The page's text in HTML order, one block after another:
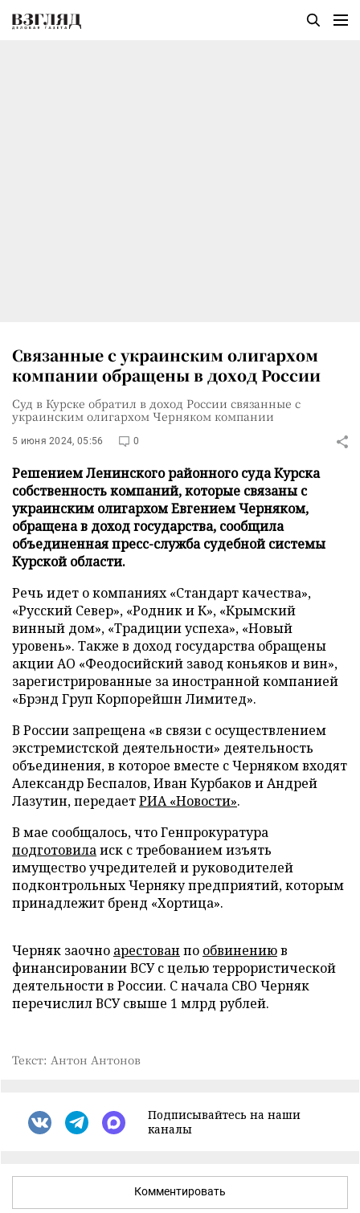
Связанные с украинским олигархом
компании обращены в доход России
Суд в Курске обратил в доход России связанные с
украинским олигархом Черняком компании
5 июня 2024, 05:56 0
Решением Ленинского районного суда Курска
собственность компаний, которые связаны с
украинским олигархом Евгением Черняком,
обращена в доход государства, сообщила
объединенная пресс-служба судебной системы
Курской области.
Речь идет о компаниях «Стандарт качества»,
«Русский Север», «Родник и К», «Крымский
винный дом», «Традиции успеха», «Новый
уровень». Также в доход государства обращены
акции АО «Феодосийский завод коньяков и вин»,
зарегистрированные за иностранной компанией
«Брэнд Груп Корпорейшн Лимитед».
В России запрещена «в связи с осуществлением
экстремистской деятельности» деятельность
объединения, в которое вместе с Черняком входят
Александр Беспалов, Иван Курбаков и Андрей
Лазутин, передаетРИА «Новости».
В мае сообщалось, что Генпрокуратура
подготовилаиск с требованием изъять
имущество учредителей и руководителей
подконтрольных Черняку предприятий, которым
принадлежит бренд «Хортица».
Черняк заочно арестован по обвинениюв
финансировании ВСУ с целью террористической
деятельности в России. С начала СВО Черняк
перечислил ВСУ свыше 1 млрд рублей.
Текст: Антон Антонов
Подписывайтесь на наши
каналы
Комментировать